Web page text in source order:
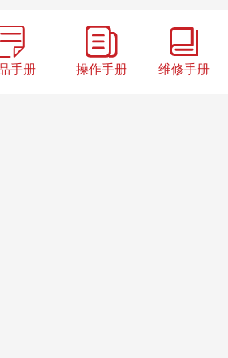
手册 操作手册 维修手册